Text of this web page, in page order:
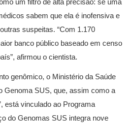
um filtro de alta precisão: se uma
sabem que ela é inofensiva e
suspeitas. “Com 1.170
banco público baseado em censo
afirmou o cientista.
genômico, o Ministério da Saúde
Genoma SUS, que, assim como a
está vinculado ao Programa
do Genomas SUS integra nove